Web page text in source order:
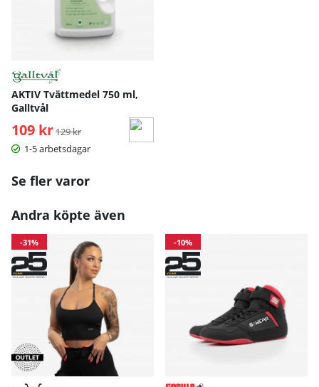
AKTIV Tvättmedel 750 ml,
Galltvål
109 kr Ordinarie pris:
129 kr
1-5 arbetsdagar
Se fler varor
Andra köpte även
-31% -10%